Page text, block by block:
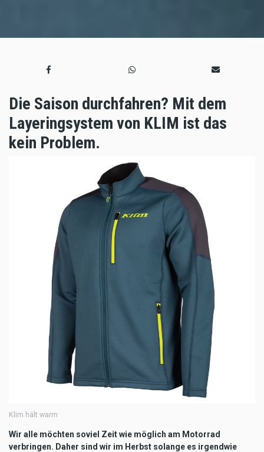
Die Saison durchfahren? Mit dem
Layeringsystem von KLIM ist das
kein Problem.
Klim hält warm
Wir alle möchten soviel Zeit wie möglich am Motorrad
verbringen. Daher sind wir im Herbst solange es irgendwie